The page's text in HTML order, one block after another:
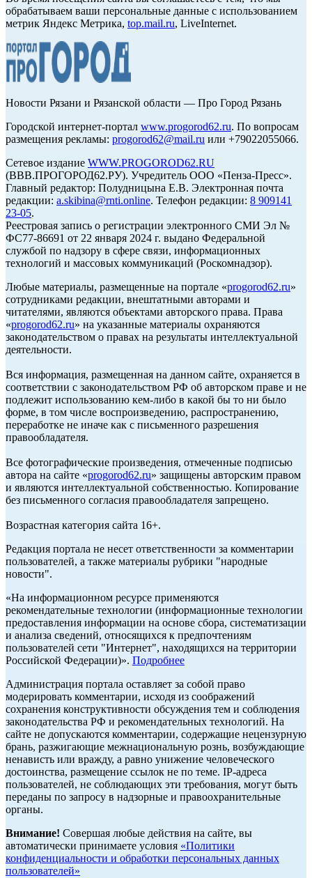
обрабатываем ваши персональные данные с использованием
метрик Яндекс Метрика, top.mail.ru, LiveInternet.
Новости Рязани и Рязанской области — Про Город Рязань
Городской интернет-портал www.progorod62.ru. По вопросам
размещения рекламы: progorod62@mail.ru или +79022055066.
Сетевое издание WWW.PROGOROD62.RU
(ВВВ.ПРОГОРОД62.РУ). Учредитель ООО «Пенза-Пресс».
Главный редактор: Полудницына Е.В. Электронная почта
редакции: a.skibina@rnti.online. Телефон редакции: 8 909141
23-05.
Реестровая запись о регистрации электронного СМИ Эл №
ФС77-86691 от 22 января 2024 г. выдано Федеральной
службой по надзору в сфере связи, информационных
технологий и массовых коммуникаций (Роскомнадзор).
Любые материалы, размещенные на портале «progorod62.ru»
сотрудниками редакции, внештатными авторами и
читателями, являются объектами авторского права. Права
«progorod62.ru» на указанные материалы охраняются
законодательством о правах на результаты интеллектуальной
деятельности.
Вся информация, размещенная на данном сайте, охраняется в
соответствии с законодательством РФ об авторском праве и не
подлежит использованию кем-либо в какой бы то ни было
форме, в том числе воспроизведению, распространению,
переработке не иначе как с письменного разрешения
правообладателя.
Все фотографические произведения, отмеченные подписью
автора на сайте «progorod62.ru» защищены авторским правом
и являются интеллектуальной собственностью. Копирование
без письменного согласия правообладателя запрещено.
Возрастная категория сайта 16+.
Редакция портала не несет ответственности за комментарии
пользователей, а также материалы рубрики "народные
новости".
«На информационном ресурсе применяются
рекомендательные технологии (информационные технологии
предоставления информации на основе сбора, систематизации
и анализа сведений, относящихся к предпочтениям
пользователей сети "Интернет", находящихся на территории
Российской Федерации)». Подробнее
Администрация портала оставляет за собой право
модерировать комментарии, исходя из соображений
сохранения конструктивности обсуждения тем и соблюдения
законодательства РФ и рекомендательных технологий. На
сайте не допускаются комментарии, содержащие нецензурную
брань, разжигающие межнациональную рознь, возбуждающие
ненависть или вражду, а равно унижение человеческого
достоинства, размещение ссылок не по теме. IP-адреса
пользователей, не соблюдающих эти требования, могут быть
переданы по запросу в надзорные и правоохранительные
органы.
Внимание! Совершая любые действия на сайте, вы
автоматически принимаете условия «Политики
конфиденциальности и обработки персональных данных
пользователей»